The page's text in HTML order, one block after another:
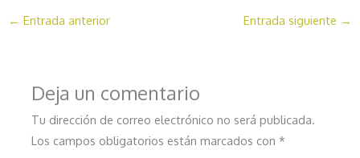
← Entrada anterior Entrada siguiente →
Deja un comentario
Tu dirección de correo electrónico no será publicada.
Los campos obligatorios están marcados con*